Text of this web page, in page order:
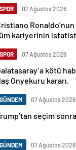
SPOR 07 Ağustos 2026
Ronaldo’nun
kariyerinin
SPOR 07 Ağustos 2026
kötü
Onyekuru kararı.
GÜNDEM 07 Ağustos 2026
seçim
GÜNDEM 07 Ağustos 2026